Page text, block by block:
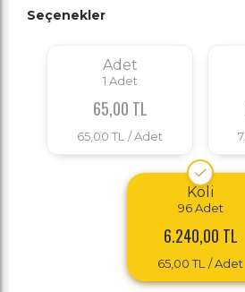
Seçenekler
Adet
1 Adet
65,00 TL
65,00 TL / Adet
Koli
96 Adet
6.240,00 TL
65,00 TL / Adet